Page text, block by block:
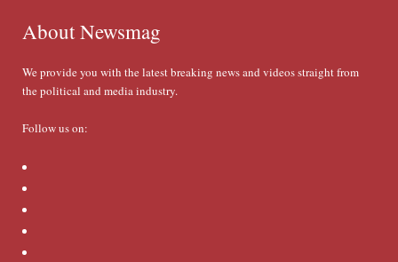
About Newsmag
We provide you with the latest breaking news and videos straight from
the political and media industry.
Follow us on: